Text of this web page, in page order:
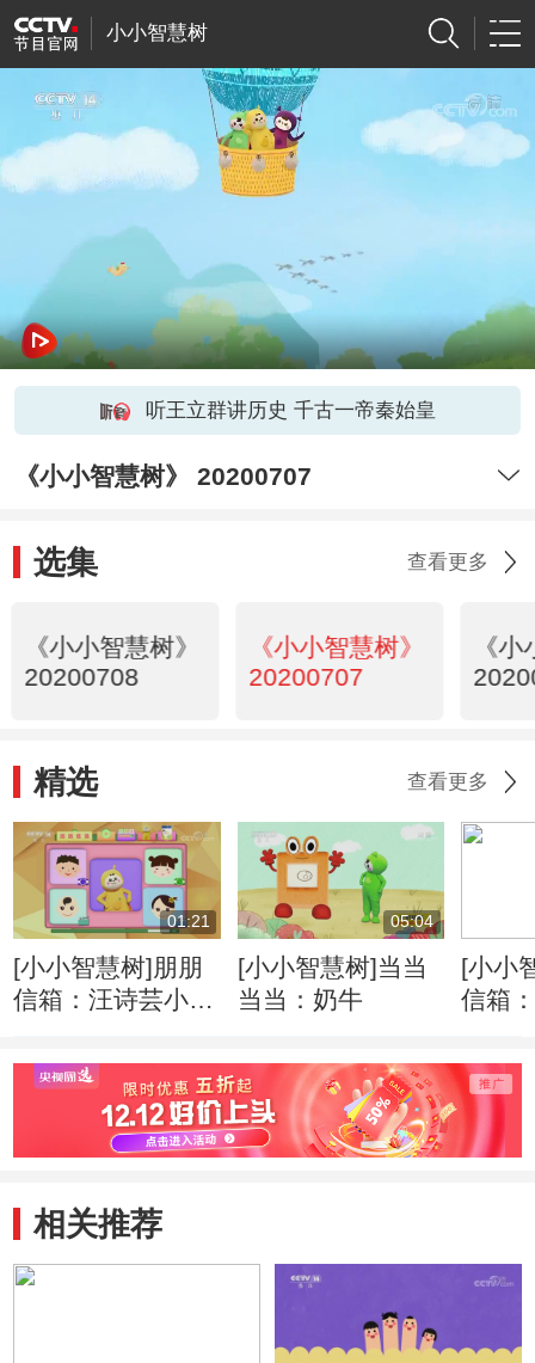
小小智慧树
听王立群讲历史 千古一帝秦始皇
《小小智慧树》 20200707
选集 查看更多
《小小智慧树》
20200708
《小小智慧树》
20200707
《
精选 查看更多
01:21
[小小智慧树]朋朋
信箱：汪诗芸小朋
05:04
[小小智慧树]当当
当当：奶牛
[小小
信箱
相关推荐